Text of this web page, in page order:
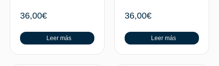
36,00€
Leer más
36,00€
Leer más